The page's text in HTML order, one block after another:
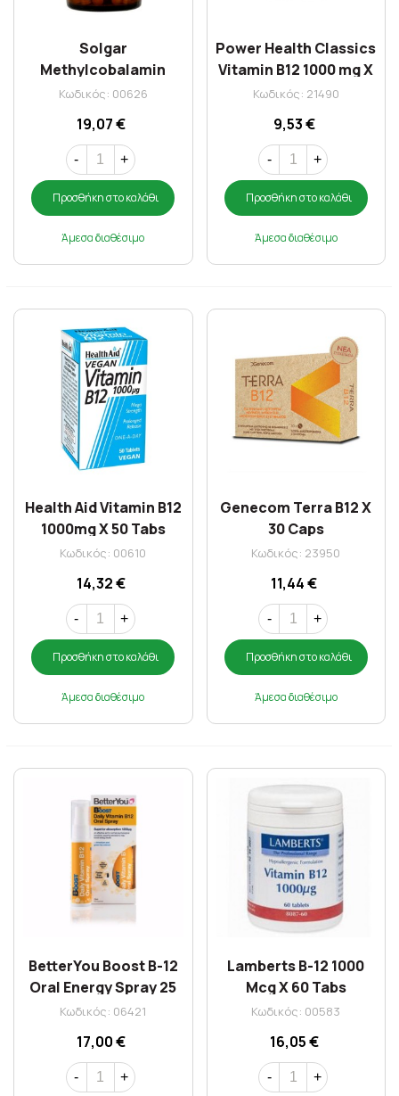
Solgar
Methylcobalamin
Vit.B-12 1000Μg
Κωδικός: 00626
19,07 €
- +
Προσθήκη στο καλάθι
Άμεσα διαθέσιμο
Power Health Classics
Vitamin B12 1000 mg X
60 Caps
Κωδικός: 21490
9,53 €
- +
Προσθήκη στο καλάθι
Άμεσα διαθέσιμο
Health Aid Vitamin B12
1000mg X 50 Tabs
Κωδικός: 00610
14,32 €
- +
Προσθήκη στο καλάθι
Άμεσα διαθέσιμο
Genecom Terra B12 X
30 Caps
Κωδικός: 23950
11,44 €
- +
Προσθήκη στο καλάθι
Άμεσα διαθέσιμο
BetterYou Boost B-12
Oral Energy Spray 25
ml
Κωδικός: 06421
17,00 €
- +
Lamberts B-12 1000
Mcg X 60 Tabs
(Methilcobalamin)
Κωδικός: 00583
16,05 €
- +